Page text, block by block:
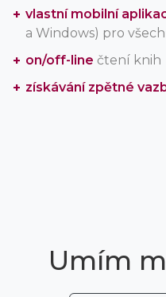
vlastní mobilní
a Windows) pro
on/off-line čtení knih
získávání zpětné
Umím